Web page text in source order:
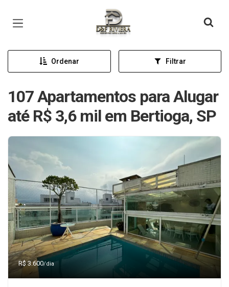
Página inicial
Ordenar Filtrar
107 Apartamentos para Alugar
até R$ 3,6 mil em Bertioga, SP
R$ 3.600/dia